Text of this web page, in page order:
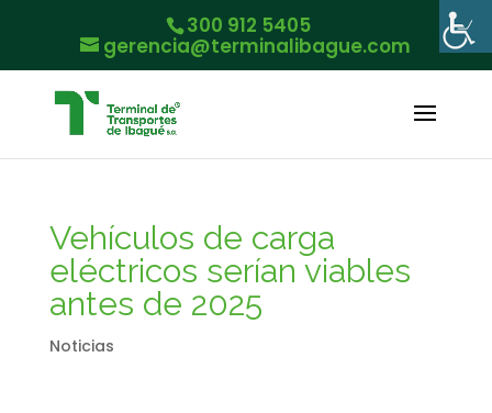
300 912 5405
gerencia@terminalibague.com
Vehículos de carga
eléctricos serían viables
antes de 2025
Noticias